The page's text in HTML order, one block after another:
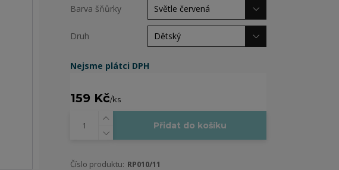
Barva šňůrky
Druh
Nejsme plátci DPH
159 Kč/ks
Přidat do košíku
Číslo produktu: RP010/11